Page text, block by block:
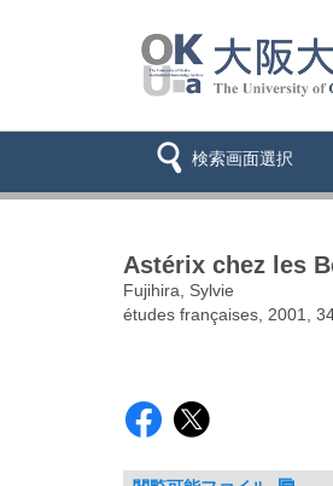
検索画面選択
Astérix chez les
Fujihira, Sylvie
études françaises, 2001,